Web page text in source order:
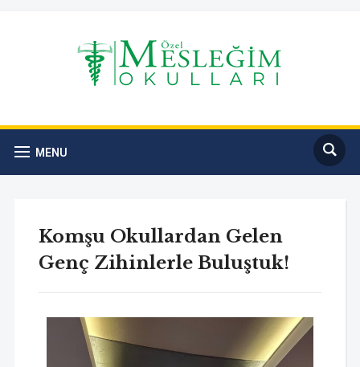
MENU
Komşu Okullardan Gelen
Genç Zihinlerle Buluştuk!